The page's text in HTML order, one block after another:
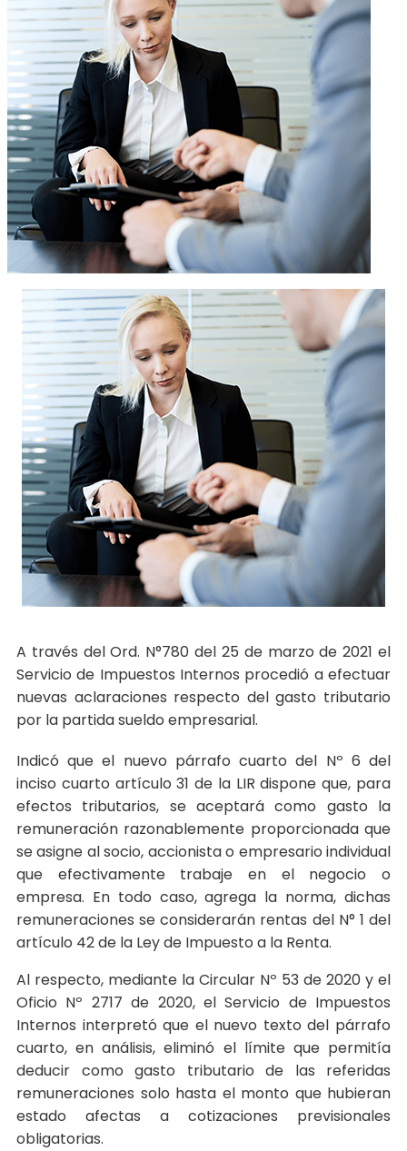
A través del Ord. N°780 del 25 de marzo de 2021 el
Servicio de Impuestos Internos procedió a efectuar
nuevas aclaraciones respecto del gasto tributario
por la partida sueldo empresarial.
Indicó que el nuevo párrafo cuarto del Nº 6 del
inciso cuarto artículo 31 de la LIR dispone que, para
efectos tributarios, se aceptará como gasto la
remuneración razonablemente proporcionada que
se asigne al socio, accionista o empresario individual
que efectivamente trabaje en el negocio o
empresa. En todo caso, agrega la norma, dichas
remuneraciones se considerarán rentas del N° 1 del
artículo 42 de la Ley de Impuesto a la Renta.
Al respecto, mediante la Circular Nº 53 de 2020 y el
Oficio Nº 2717 de 2020, el Servicio de Impuestos
Internos interpretó que el nuevo texto del párrafo
cuarto, en análisis, eliminó el límite que permitía
deducir como gasto tributario de las referidas
remuneraciones solo hasta el monto que hubieran
estado afectas a cotizaciones previsionales
obligatorias.